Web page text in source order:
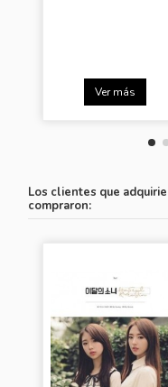
Ver más
Los clientes que
compraron: